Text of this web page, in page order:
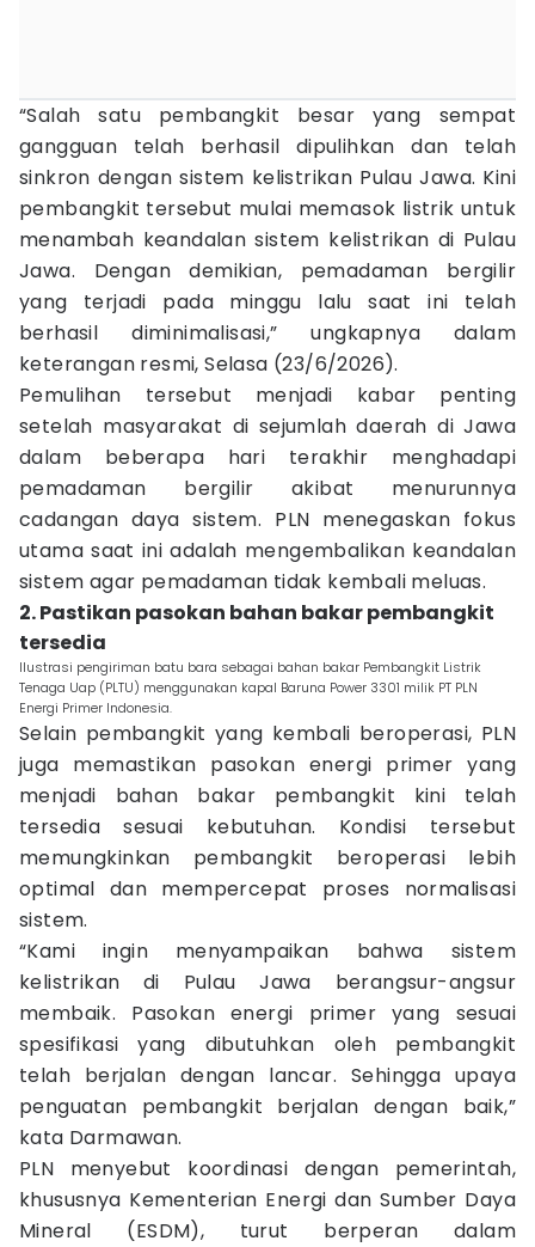
“Salah satu pembangkit besar yang sempat
gangguan telah berhasil dipulihkan dan telah
sinkron dengan sistem kelistrikan Pulau Jawa. Kini
pembangkit tersebut mulai memasok listrik untuk
menambah keandalan sistem kelistrikan di Pulau
Jawa. Dengan demikian, pemadaman bergilir
yang terjadi pada minggu lalu saat ini telah
berhasil diminimalisasi,” ungkapnya dalam
keterangan resmi, Selasa (23/6/2026).
Pemulihan tersebut menjadi kabar penting
setelah masyarakat di sejumlah daerah di Jawa
dalam beberapa hari terakhir menghadapi
pemadaman bergilir akibat menurunnya
cadangan daya sistem. PLN menegaskan fokus
utama saat ini adalah mengembalikan keandalan
sistem agar pemadaman tidak kembali meluas.
2. Pastikan pasokan bahan bakar pembangkit
tersedia
Ilustrasi pengiriman batu bara sebagai bahan bakar Pembangkit Listrik
Tenaga Uap (PLTU) menggunakan kapal Baruna Power 3301 milik PT PLN
Energi Primer Indonesia.
Selain pembangkit yang kembali beroperasi, PLN
juga memastikan pasokan energi primer yang
menjadi bahan bakar pembangkit kini telah
tersedia sesuai kebutuhan. Kondisi tersebut
memungkinkan pembangkit beroperasi lebih
optimal dan mempercepat proses normalisasi
sistem.
“Kami ingin menyampaikan bahwa sistem
kelistrikan di Pulau Jawa berangsur-angsur
membaik. Pasokan energi primer yang sesuai
spesifikasi yang dibutuhkan oleh pembangkit
telah berjalan dengan lancar. Sehingga upaya
penguatan pembangkit berjalan dengan baik,”
kata Darmawan.
PLN menyebut koordinasi dengan pemerintah,
khususnya Kementerian Energi dan Sumber Daya
Mineral (ESDM), turut berperan dalam